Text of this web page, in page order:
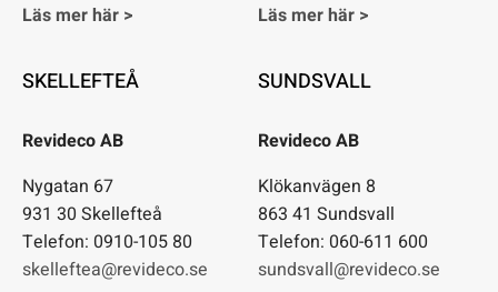
Läs mer här >
Läs mer här >
SKELLEFTEÅ
Revideco AB
Nygatan 67
931 30 Skellefteå
Telefon: 0910-105 80
skelleftea@revideco.se
SUNDSVALL
Revideco AB
Klökanvägen 8
863 41 Sundsvall
Telefon: 060-611 600
sundsvall@revideco.se